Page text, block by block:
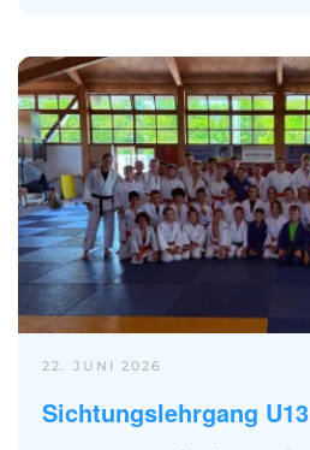
22. JUNI 2026
Sichtungslehrgang U13